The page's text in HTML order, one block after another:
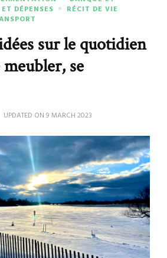
DÉPENSES
RÉCIT DE VIE
sur le quotidien
se
UPDATED ON 9 MARCH 2023